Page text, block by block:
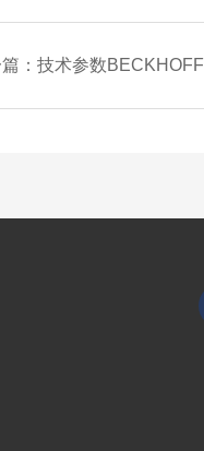
： 技术参数BECKHOFF